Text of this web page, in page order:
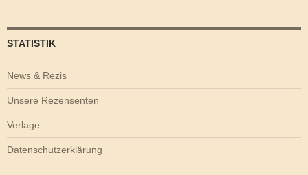
STATISTIK
News & Rezis
Unsere Rezensenten
Verlage
Datenschutzerklärung